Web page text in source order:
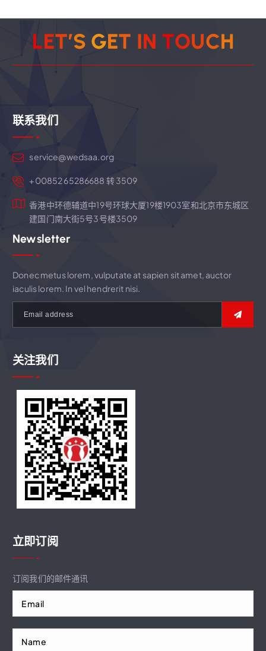
LET’S GET IN TOUCH
联系我们
service@wedsaa.org
+00852 65286688 转 3509
香港中环德辅道中19号环球大厦19楼1903室和北京市东城区
建国门南大街5号3号楼3509
Newsletter
Donec metus lorem, vulputate at sapien sit amet, auctor
iaculis lorem. In vel hendrerit nisi.
关注我们
立即订阅
订阅我们的邮件通讯